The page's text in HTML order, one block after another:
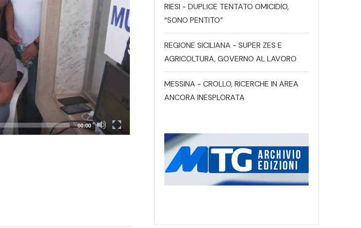
00:00
RIESI - DUPLICE TENTATO OMICIDIO,
“SONO PENTITO”
REGIONE SICILIANA - SUPER ZES E
AGRICOLTURA, GOVERNO AL LAVORO
MESSINA - CROLLO, RICERCHE IN AREA
ANCORA INESPLORATA